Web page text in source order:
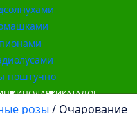
поштучно
ПОДАРКИКАТАЛОГ
розы / Очарование